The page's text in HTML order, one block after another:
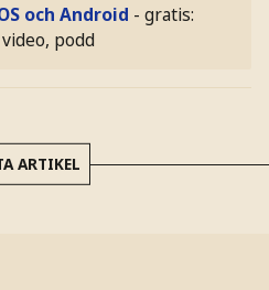
och Android - gratis:
podd
ARTIKEL